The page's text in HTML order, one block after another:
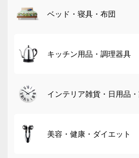
ベッド・寝具・布団
キッチン用品・調理器具
インテリア雑貨・日用品
美容・健康・ダイエット